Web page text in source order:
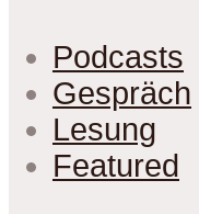
Podcasts
Gespräch
Lesung
Featured